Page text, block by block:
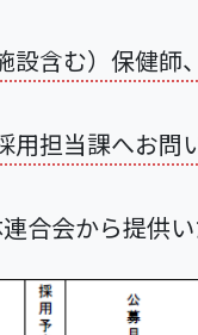
設含む）保健
担当課へお問
合会から提供い